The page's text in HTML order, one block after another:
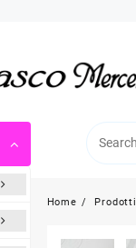
Home Prodotti